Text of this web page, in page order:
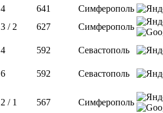
4 641
Симферополь
3 / 2 627
Симферополь
4 592
Севастополь
6 592
Севастополь
2 / 1 567 Симферополь